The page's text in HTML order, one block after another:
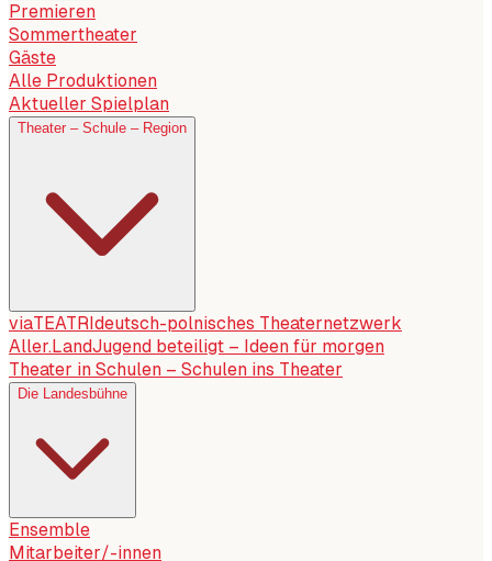
Premieren
Sommertheater
Gäste
Alle Produktionen
Aktueller Spielplan
Theater – Schule – Region
viaTEATRI deutsch-polnisches Theaternetzwerk
Aller.LandJugend beteiligt – Ideen für morgen
Theater in Schulen – Schulen ins Theater
Die Landesbühne
Ensemble
Mitarbeiter/-innen